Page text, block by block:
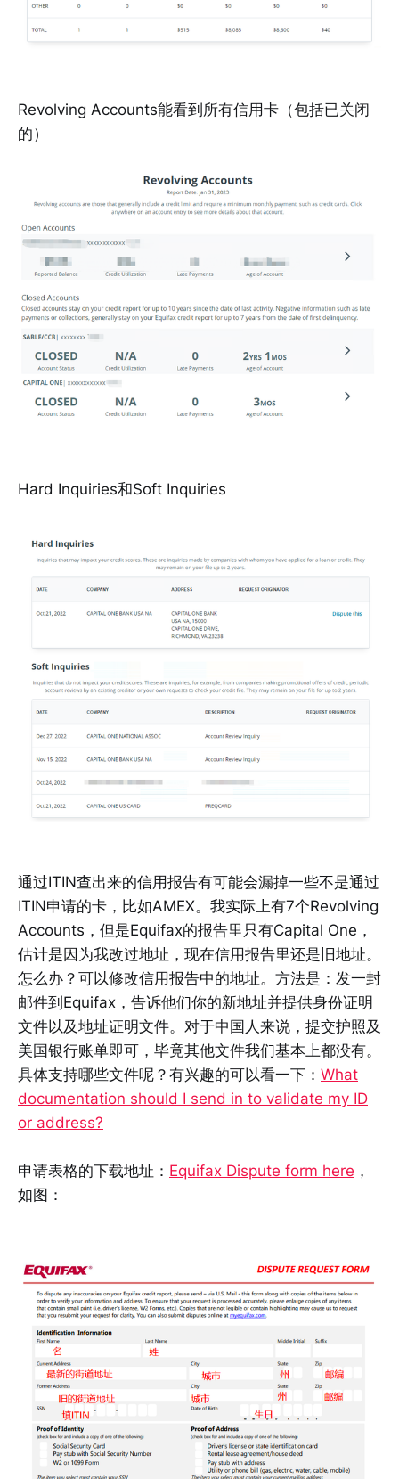
Revolving Accounts能看到所有信用卡（包括已关闭
的）
Hard Inquiries和Soft Inquiries
通过ITIN查出来的信用报告有可能会漏掉一些不是通过
ITIN申请的卡，比如AMEX。我实际上有7个Revolving
Accounts，但是Equifax的报告里只有Capital One，
估计是因为我改过地址，现在信用报告里还是旧地址。
怎么办？可以修改信用报告中的地址。方法是：发一封
邮件到Equifax，告诉他们你的新地址并提供身份证明
文件以及地址证明文件。对于中国人来说，提交护照及
美国银行账单即可，毕竟其他文件我们基本上都没有。
具体支持哪些文件呢？有兴趣的可以看一下： What
documentation should I send in to validate my ID
or address?
申请表格的下载地址： Equifax Dispute form here ，
如图：